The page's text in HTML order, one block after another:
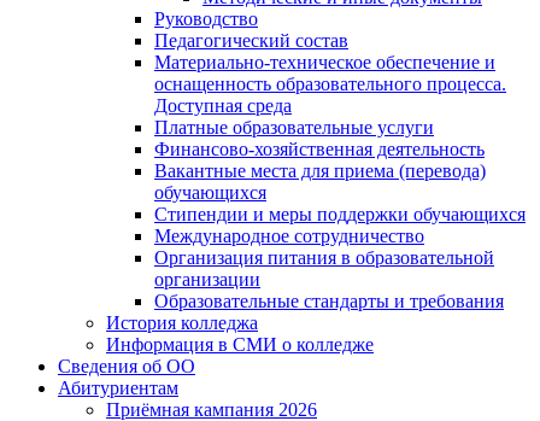
Руководство
Педагогический состав
Материально-техническое обеспечение и
оснащенность образовательного процесса.
Доступная среда
Платные образовательные услуги
Финансово-хозяйственная деятельность
Вакантные места для приема (перевода)
обучающихся
Стипендии и меры поддержки обучающихся
Международное сотрудничество
Организация питания в образовательной
организации
Образовательные стандарты и требования
История колледжа
Информация в СМИ о колледже
Сведения об ОО
Абитуриентам
Приёмная кампания 2026